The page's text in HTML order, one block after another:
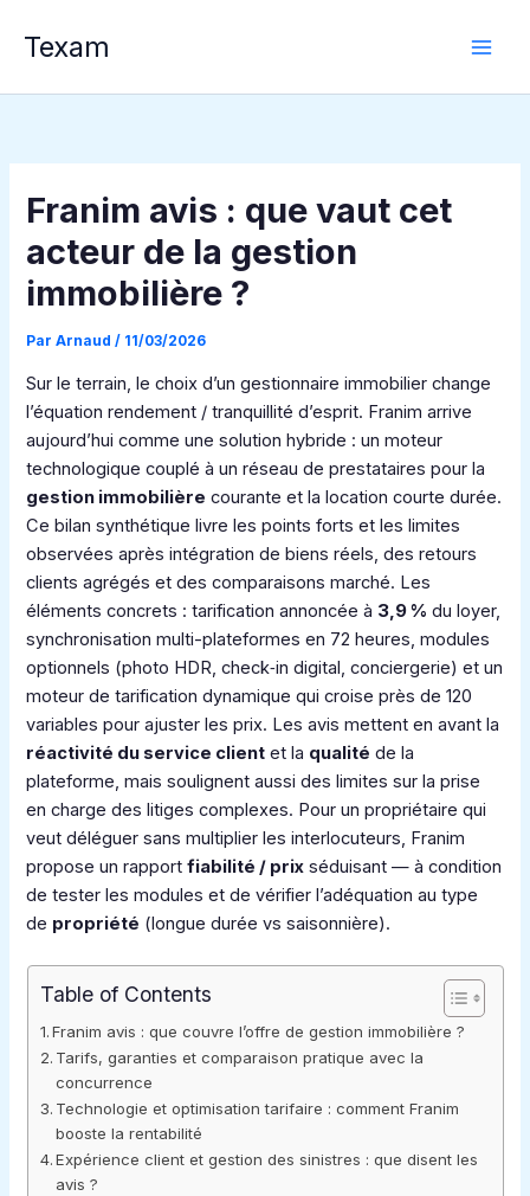
Texam
Franim avis : que vaut cet
acteur de la gestion
immobilière ?
ParArnaud/ 11/03/2026
Sur le terrain, le choix d’un gestionnaire immobilier change
l’équation rendement / tranquillité d’esprit. Franim arrive
aujourd’hui comme une solution hybride : un moteur
technologique couplé à un réseau de prestataires pour la
gestion immobilière courante et la location courte durée.
Ce bilan synthétique livre les points forts et les limites
observées après intégration de biens réels, des retours
clients agrégés et des comparaisons marché. Les
éléments concrets : tarification annoncée à 3,9 % du loyer,
synchronisation multi-plateformes en 72 heures, modules
optionnels (photo HDR, check‑in digital, conciergerie) et un
moteur de tarification dynamique qui croise près de 120
variables pour ajuster les prix. Les avis mettent en avant la
réactivité du service client et la qualité de la
plateforme, mais soulignent aussi des limites sur la prise
en charge des litiges complexes. Pour un propriétaire qui
veut déléguer sans multiplier les interlocuteurs, Franim
propose un rapportfiabilité / prix séduisant — à condition
de tester les modules et de vérifier l’adéquation au type
de propriété (longue durée vs saisonnière).
Table of Contents
Franim avis : que couvre l’offre de gestion immobilière ?
Tarifs, garanties et comparaison pratique avec la
concurrence
Technologie et optimisation tarifaire : comment Franim
booste la rentabilité
Expérience client et gestion des sinistres : que disent les
avis ?